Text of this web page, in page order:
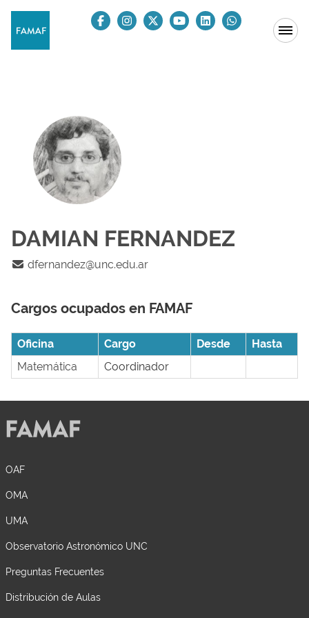
DAMIAN FERNANDEZ
dfernandez@unc.edu.ar
Cargos ocupados en FAMAF
Oficina Cargo Desde
Hasta
Matemática
Coordinador
OAF
OMA
UMA
Observatorio Astronómico UNC
Preguntas Frecuentes
Distribución de Aulas